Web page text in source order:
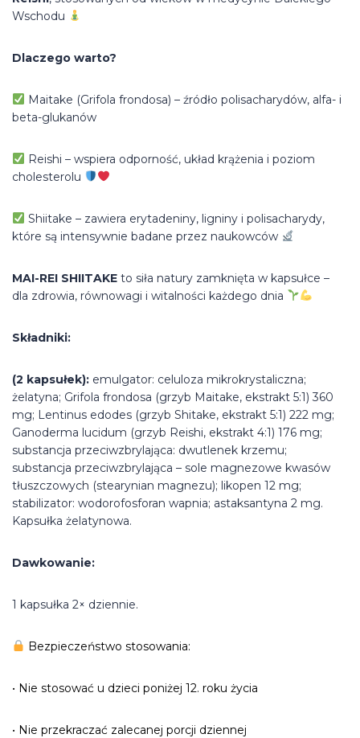
Wschodu
Dlaczego warto?
Maitake (Grifola frondosa) – źródło polisacharydów, alfa- i
beta-glukanów
Reishi – wspiera odporność, układ krążenia i poziom
cholesterolu
Shiitake – zawiera erytadeniny, ligniny i polisacharydy,
które są intensywnie badane przez naukowców
MAI-REI SHIITAKE to siła natury zamknięta w kapsułce –
dla zdrowia, równowagi i witalności każdego dnia
Składniki:
(2 kapsułek): emulgator: celuloza mikrokrystaliczna;
żelatyna; Grifola frondosa (grzyb Maitake, ekstrakt 5:1) 360
mg; Lentinus edodes (grzyb Shitake, ekstrakt 5:1) 222 mg;
Ganoderma lucidum (grzyb Reishi, ekstrakt 4:1) 176 mg;
substancja przeciwzbrylająca: dwutlenek krzemu;
substancja przeciwzbrylająca – sole magnezowe kwasów
tłuszczowych (stearynian magnezu); likopen 12 mg;
stabilizator: wodorofosforan wapnia; astaksantyna 2 mg.
Kapsułka żelatynowa.
Dawkowanie:
1 kapsułka 2× dziennie.
Bezpieczeństwo stosowania:
• Nie stosować u dzieci poniżej 12. roku życia
• Nie przekraczać zalecanej porcji dziennej